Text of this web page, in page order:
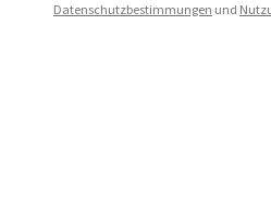
Datenschutzbestimmungen und